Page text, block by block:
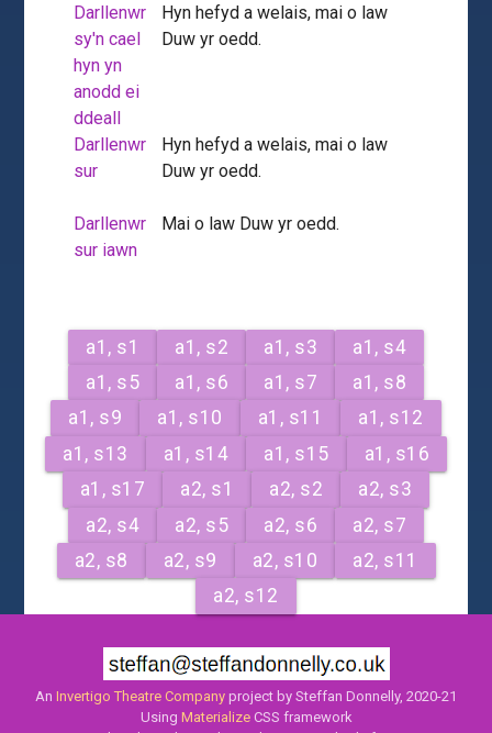
Darllenwr
sy'n cael
hyn yn
anodd ei
ddeall
Hyn hefyd a welais, mai o law
Duw yr oedd.
Darllenwr
sur
Hyn hefyd a welais, mai o law
Duw yr oedd.
Darllenwr
sur iawn
Mai o law Duw yr oedd.
a1, s1 a1, s2 a1, s3
a1, s4
a1, s5
a1, s6 a1, s7
a1, s8
a1, s9
a1, s10 a1, s11
a1, s12
a1, s13
a1, s14 a1, s15
a1, s16
a1, s17
a2, s1 a2, s2
a2, s3
a2, s4
a2, s5 a2, s6
a2, s7
a2, s8
a2, s9 a2, s10
a2, s11
a2, s12
An Invertigo Theatre Company project by Steffan Donnelly, 2020-21
Using MaterializeCSS framework